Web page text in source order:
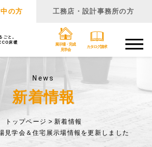
ごと。
床暖
展示場・完成
見学会
カタログ請求
の方 工務店・設計事務所の方
News
新着情報
トップページ
新着情報
見学会＆住宅展示場情報を更新しました